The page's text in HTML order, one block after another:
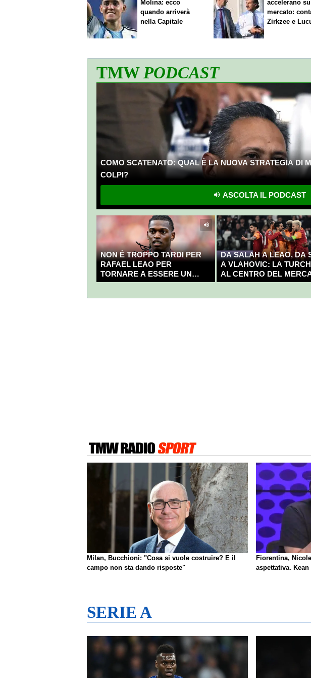
Molina: ecco
quando arriverà
nella Capitale
accelerano sul
mercato:
Zirkzee e
TMWPODCAST
COMO SCATENATO: QUAL È LA NUOVA STRATEGIA DI
COLPI?
ASCOLTA IL PODCAST
NON È TROPPO TARDI PER
RAFAEL LEAO PER
TORNARE A ESSERE UN
CAMPIONE
DA SALAH A LEAO, DA
A VLAHOVIC: LA
AL CENTRO DEL
Milan, Bucchioni: "Cosa si vuole costruire? E il
campo non sta dando risposte"
Fiorentina,
aspettativa.
SERIE A